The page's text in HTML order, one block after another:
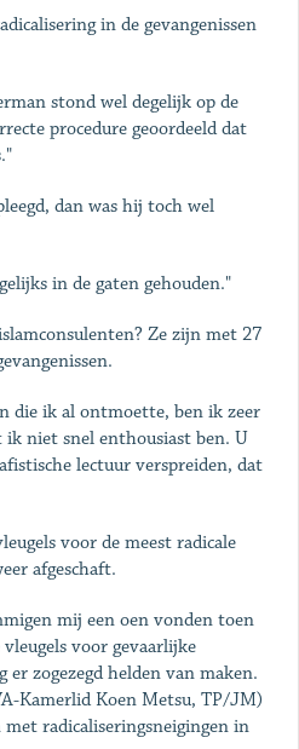
in de gevangenissen
stond wel degelijk op de
procedure geoordeeld dat
dan was hij toch wel
in de gaten gehouden."
Ze zijn met 27
die ik al ontmoette, ben ik zeer
niet snel enthousiast ben. U
lectuur verspreiden, dat
voor de meest radicale
afgeschaft.
mij een oen vonden toen
voor gevaarlijke
er zogezegd helden van maken.
Kamerlid Koen Metsu, TP/JM)
met radicaliseringsneigingen in